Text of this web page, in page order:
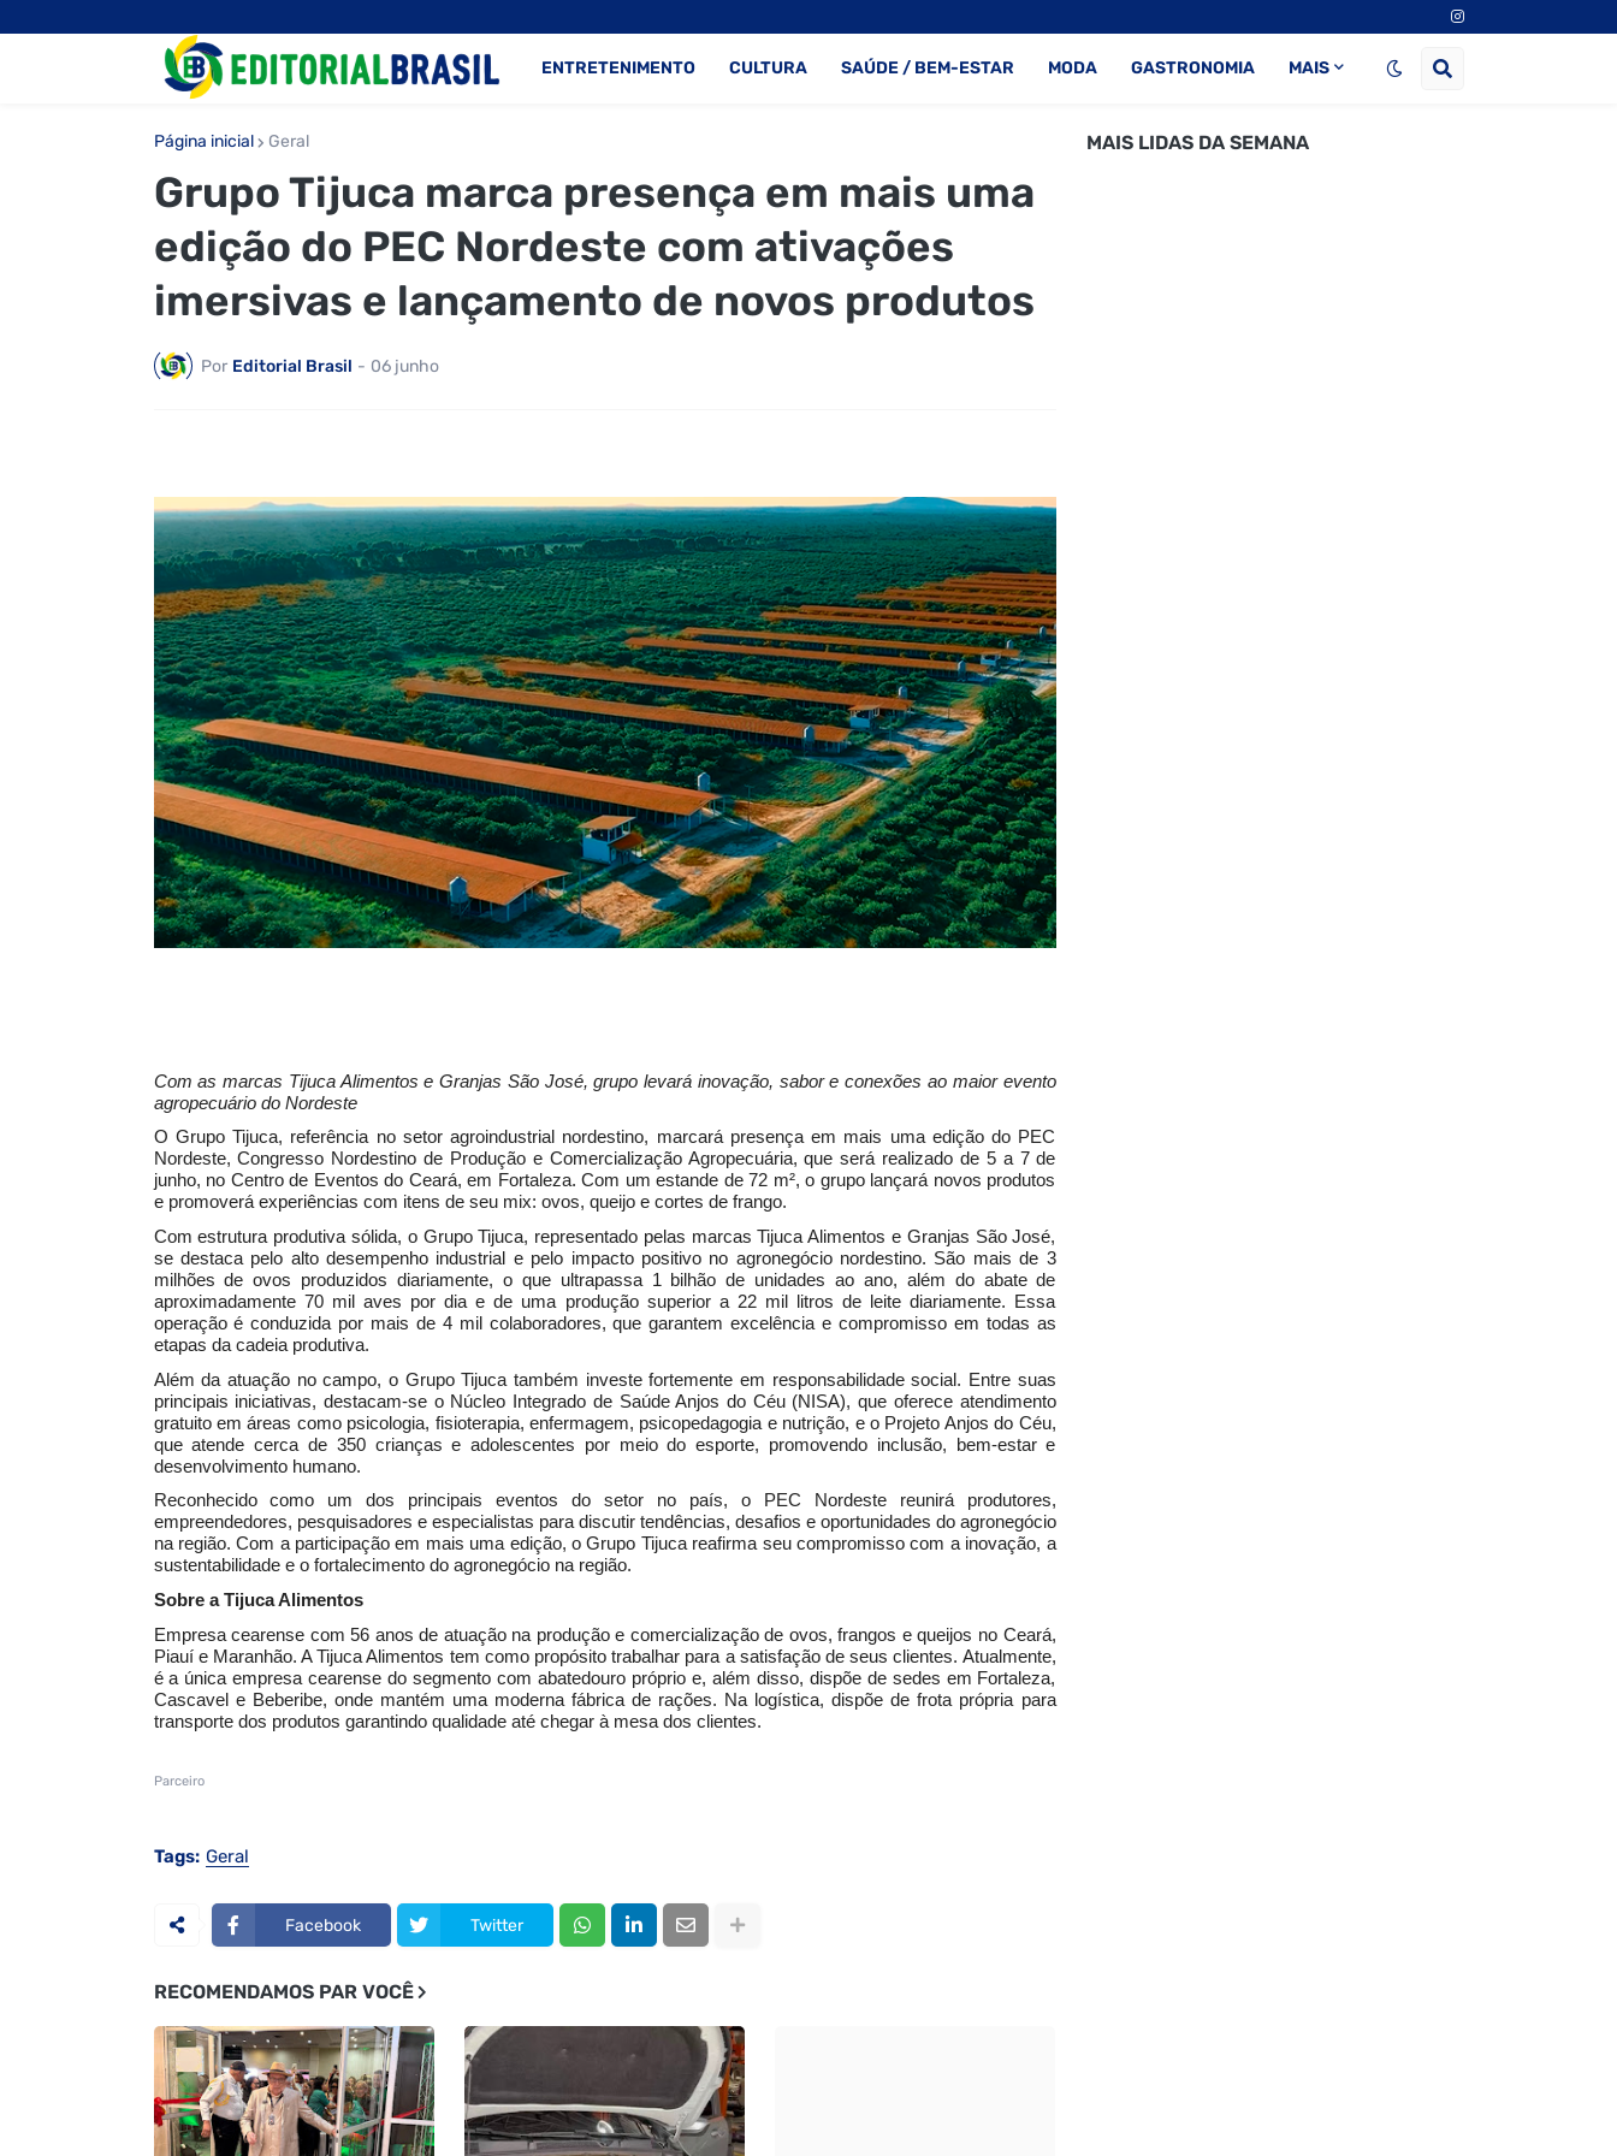
ENTRETENIMENTO CULTURA SAÚDE / BEM-ESTAR MODA GASTRONOMIA MAIS
Página inicial Geral
Grupo Tijuca marca presença em mais uma
edição do PEC Nordeste com ativações
imersivas e lançamento de novos produtos
Por Editorial Brasil - 06 junho
Com as marcas Tijuca Alimentos e Granjas São José, grupo levará inovação, sabor e conexões ao maior evento
agropecuário do Nordeste
O Grupo Tijuca, referência no setor agroindustrial nordestino, marcará presença em mais uma edição do PEC
Nordeste, Congresso Nordestino de Produção e Comercialização Agropecuária, que será realizado de 5 a 7 de
junho, no Centro de Eventos do Ceará, em Fortaleza. Com um estande de 72 m², o grupo lançará novos produtos
e promoverá experiências com itens de seu mix: ovos, queijo e cortes de frango.
Com estrutura produtiva sólida, o Grupo Tijuca, representado pelas marcas Tijuca Alimentos e Granjas São José,
se destaca pelo alto desempenho industrial e pelo impacto positivo no agronegócio nordestino. São mais de 3
milhões de ovos produzidos diariamente, o que ultrapassa 1 bilhão de unidades ao ano, além do abate de
aproximadamente 70 mil aves por dia e de uma produção superior a 22 mil litros de leite diariamente. Essa
operação é conduzida por mais de 4 mil colaboradores, que garantem excelência e compromisso em todas as
etapas da cadeia produtiva.
Além da atuação no campo, o Grupo Tijuca também investe fortemente em responsabilidade social. Entre suas
principais iniciativas, destacam-se o Núcleo Integrado de Saúde Anjos do Céu (NISA), que oferece atendimento
gratuito em áreas como psicologia, fisioterapia, enfermagem, psicopedagogia e nutrição, e o Projeto Anjos do Céu,
que atende cerca de 350 crianças e adolescentes por meio do esporte, promovendo inclusão, bem-estar e
desenvolvimento humano.
Reconhecido como um dos principais eventos do setor no país, o PEC Nordeste reunirá produtores,
empreendedores, pesquisadores e especialistas para discutir tendências, desafios e oportunidades do agronegócio
na região. Com a participação em mais uma edição, o Grupo Tijuca reafirma seu compromisso com a inovação, a
sustentabilidade e o fortalecimento do agronegócio na região.
Sobre a Tijuca Alimentos
Empresa cearense com 56 anos de atuação na produção e comercialização de ovos, frangos e queijos no Ceará,
Piauí e Maranhão. A Tijuca Alimentos tem como propósito trabalhar para a satisfação de seus clientes. Atualmente,
é a única empresa cearense do segmento com abatedouro próprio e, além disso, dispõe de sedes em Fortaleza,
Cascavel e Beberibe, onde mantém uma moderna fábrica de rações. Na logística, dispõe de frota própria para
transporte dos produtos garantindo qualidade até chegar à mesa dos clientes.
Parceiro
Tags: Geral
Facebook Twitter
RECOMENDAMOS PAR VOCÊ
MAIS LIDAS DA SEMANA